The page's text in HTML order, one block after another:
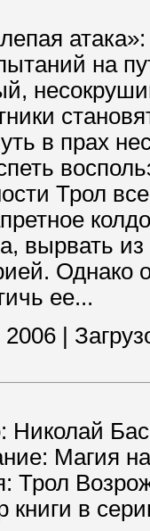
атака»:
на
в прах
Трол
вырвать из
Однако
ее...
2006 |
Николай
Магия
Трол
книги в